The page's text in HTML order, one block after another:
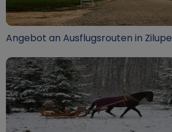
Angebot an Ausflugsrouten in